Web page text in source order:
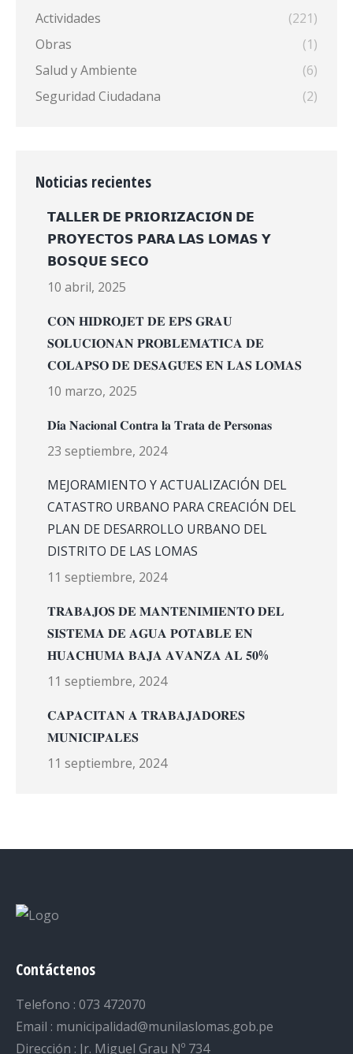
Actividades
(221)
Obras
(1)
Salud y Ambiente
(6)
Seguridad Ciudadana
(2)
Noticias recientes
𝗧𝗔𝗟𝗟𝗘𝗥 𝗗𝗘 𝗣𝗥𝗜𝗢𝗥𝗜𝗭𝗔𝗖𝗜𝗢́𝗡 𝗗𝗘
𝗣𝗥𝗢𝗬𝗘𝗖𝗧𝗢𝗦 𝗣𝗔𝗥𝗔 𝗟𝗔𝗦 𝗟𝗢𝗠𝗔𝗦 𝗬
𝗕𝗢𝗦𝗤𝗨𝗘 𝗦𝗘𝗖𝗢
10 abril, 2025
𝐂𝐎𝐍 𝐇𝐈𝐃𝐑𝐎𝐉𝐄𝐓 𝐃𝐄 𝐄𝐏𝐒 𝐆𝐑𝐀𝐔
𝐒𝐎𝐋𝐔𝐂𝐈𝐎𝐍𝐀𝐍 𝐏𝐑𝐎𝐁𝐋𝐄𝐌𝐀́𝐓𝐈𝐂𝐀 𝐃𝐄
𝐂𝐎𝐋𝐀𝐏𝐒𝐎 𝐃𝐄 𝐃𝐄𝐒𝐀𝐆𝐔̈𝐄𝐒 𝐄𝐍 𝐋𝐀𝐒 𝐋𝐎𝐌𝐀𝐒
10 marzo, 2025
𝐃𝐢́𝐚 𝐍𝐚𝐜𝐢𝐨𝐧𝐚𝐥 𝐂𝐨𝐧𝐭𝐫𝐚 𝐥𝐚 𝐓𝐫𝐚𝐭𝐚 𝐝𝐞 𝐏𝐞𝐫𝐬𝐨𝐧𝐚𝐬
23 septiembre, 2024
MEJORAMIENTO Y ACTUALIZACIÓN DEL
CATASTRO URBANO PARA CREACIÓN DEL
PLAN DE DESARROLLO URBANO DEL
DISTRITO DE LAS LOMAS
11 septiembre, 2024
𝐓𝐑𝐀𝐁𝐀𝐉𝐎𝐒 𝐃𝐄 𝐌𝐀𝐍𝐓𝐄𝐍𝐈𝐌𝐈𝐄𝐍𝐓𝐎 𝐃𝐄𝐋
𝐒𝐈𝐒𝐓𝐄𝐌𝐀 𝐃𝐄 𝐀𝐆𝐔𝐀 𝐏𝐎𝐓𝐀𝐁𝐋𝐄 𝐄𝐍
𝐇𝐔𝐀𝐂𝐇𝐔𝐌𝐀 𝐁𝐀𝐉𝐀 𝐀𝐕𝐀𝐍𝐙𝐀 𝐀𝐋 𝟓𝟎%
11 septiembre, 2024
𝐂𝐀𝐏𝐀𝐂𝐈𝐓𝐀𝐍 𝐀 𝐓𝐑𝐀𝐁𝐀𝐉𝐀𝐃𝐎𝐑𝐄𝐒
𝐌𝐔𝐍𝐈𝐂𝐈𝐏𝐀𝐋𝐄𝐒
11 septiembre, 2024
Contáctenos
Telefono : 073 472070
Email : municipalidad@munilaslomas.gob.pe
Dirección : Jr. Miguel Grau Nº 734